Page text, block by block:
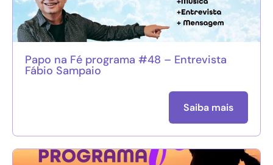
Papo na Fé programa #48 – Entrevista
Fábio Sampaio
Saiba mais